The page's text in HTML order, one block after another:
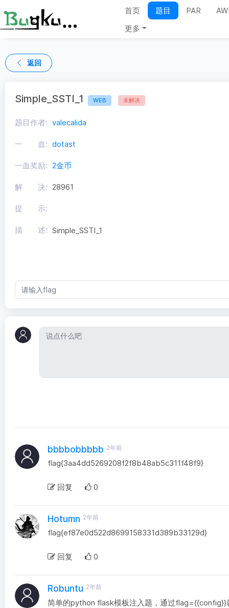
首页 题目 PAR
更多
返回
Simple_SSTI_1 WEB 未解决
题目作者: valecalida
一 血: dotast
一血奖励: 2金币
解 决: 28961
提 示:
描 述: Simple_SSTI_1
bbbbobbbbb 2年前
flag{3aa4dd5269208f2f8b48ab5c311f48f9}
回复 0
Hotumn 2年前
flag{ef87e0d522d8699158331d389b33129d}
回复 0
Robuntu 2年前
简单的python flask模板注入题，通过flag={{config}}